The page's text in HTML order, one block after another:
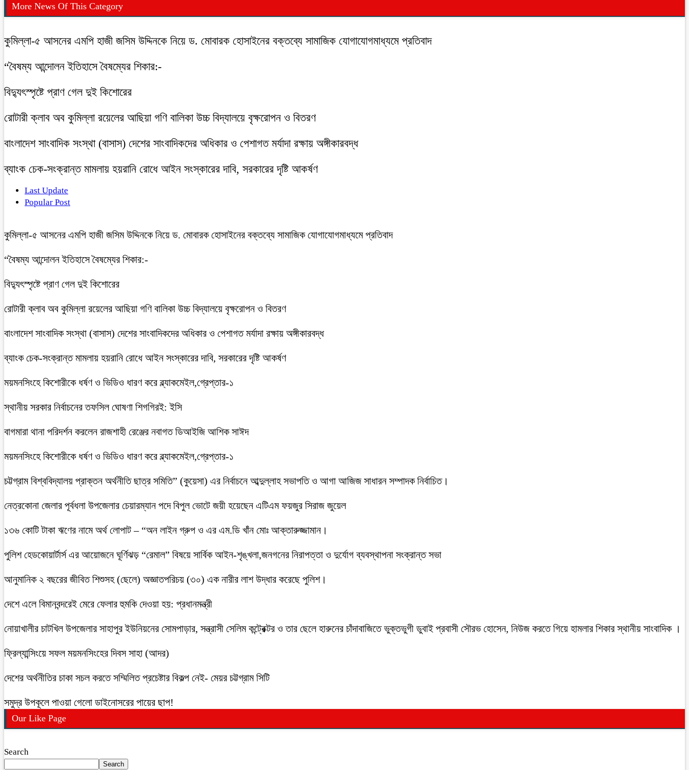
More News Of This Category
কুমিল্লা-৫ আসনের এমপি হাজী জসিম উদ্দিনকে নিয়ে ড. মোবারক হোসাইনের বক্তব্যে সামাজিক যোগাযোগমাধ্যমে প্রতিবাদ
“বৈষম্য আন্দোলন ইতিহাসে বৈষম্যের শিকার:-
বিদ্যুৎস্পৃষ্টে প্রাণ গেল দুই কিশোরের
রোটারী ক্লাব অব কুমিল্লা রয়েলের আছিয়া গণি বালিকা উচ্চ বিদ্যালয়ে বৃক্ষরোপন ও বিতরণ
বাংলাদেশ সাংবাদিক সংস্থা (বাসাস) দেশের সাংবাদিকদের অধিকার ও পেশাগত মর্যাদা রক্ষায় অঙ্গীকারবদ্ধ
ব্যাংক চেক-সংক্রান্ত মামলায় হয়রানি রোধে আইন সংস্কারের দাবি, সরকারের দৃষ্টি আকর্ষণ
Last Update
Popular Post
কুমিল্লা-৫ আসনের এমপি হাজী জসিম উদ্দিনকে নিয়ে ড. মোবারক হোসাইনের বক্তব্যে সামাজিক যোগাযোগমাধ্যমে প্রতিবাদ
“বৈষম্য আন্দোলন ইতিহাসে বৈষম্যের শিকার:-
বিদ্যুৎস্পৃষ্টে প্রাণ গেল দুই কিশোরের
রোটারী ক্লাব অব কুমিল্লা রয়েলের আছিয়া গণি বালিকা উচ্চ বিদ্যালয়ে বৃক্ষরোপন ও বিতরণ
বাংলাদেশ সাংবাদিক সংস্থা (বাসাস) দেশের সাংবাদিকদের অধিকার ও পেশাগত মর্যাদা রক্ষায় অঙ্গীকারবদ্ধ
ব্যাংক চেক-সংক্রান্ত মামলায় হয়রানি রোধে আইন সংস্কারের দাবি, সরকারের দৃষ্টি আকর্ষণ
ময়মনসিংহে কিশোরীকে ধর্ষণ ও ভিডিও ধারণ করে ব্ল্যাকমেইল,গ্রেপ্তার-১
স্থানীয় সরকার নির্বাচনের তফসিল ঘোষণা শিগগিরই: ইসি
বাগমারা থানা পরিদর্শন করলেন রাজশাহী রেঞ্জের নবাগত ডিআইজি আশিক সাঈদ
ময়মনসিংহে কিশোরীকে ধর্ষণ ও ভিডিও ধারণ করে ব্ল্যাকমেইল,গ্রেপ্তার-১
চট্টগ্রাম বিশ্ববিদ্যালয় প্রাক্তন অর্থনীতি ছাত্র সমিতি” (কুয়েসা) এর নির্বাচনে আব্দুল্লাহ সভাপতি ও আগা আজিজ সাধারন সম্পাদক নির্বাচিত।
নেত্রকোনা জেলার পূর্বধলা উপজেলার চেয়ারম্যান পদে বিপুল ভোটে জয়ী হয়েছেন এটিএম ফয়জুর সিরাজ জুয়েল
১৩৬ কোটি টাকা ঋণের নামে অর্থ লোপাট – “অন লাইন গ্রুপ ও এর এম.ডি খাঁন মোঃ আক্তারুজ্জামান।
পুলিশ হেডকোয়ার্টার্স এর আয়োজনে ঘূর্ণিঝড় “রেমাল” বিষয়ে সার্বিক আইন-শৃঙ্খলা,জনগনের নিরাপত্তা ও দুর্যোগ ব্যবস্থাপনা সংক্রান্ত সভা
আনুমানিক ২ বছরের জীবিত শিশুসহ (ছেলে) অজ্ঞাতপরিচয় (৩০) এক নারীর লাশ উদ্ধার করেছে পুলিশ।
দেশে এলে বিমানবন্দরেই মেরে ফেলার হুমকি দেওয়া হয়: প্রধানমন্ত্রী
নোয়াখালীর চাটখিল উপজেলার সাহাপুর ইউনিয়নের সোমপাড়ার, সন্ত্রাসী সেলিম কন্ট্রেক্টর ও তার ছেলে হারুনের চাঁদাবাজিতে ভুক্তভুগী ডুবাই প্রবাসী সৌরভ হোসেন, নিউজ করতে গিয়ে হামলার শিকার স্থানীয় সাংবাদিক ।
ফ্রিল্যান্সিংয়ে সফল ময়মনসিংহের দিবস সাহা (আদর)
দেশের অর্থনীতির চাকা সচল করতে সম্মিলিত প্রচেষ্টার বিকল্প নেই- মেয়র চট্টগ্রাম সিটি
সমুদ্র উপকূলে পাওয়া গেলো ডাইনোসরের পায়ের ছাপ!
Our Like Page
Search
Search